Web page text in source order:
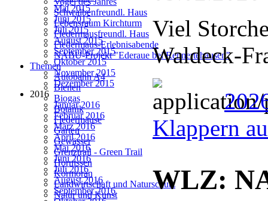
Schwalbenfreundl. Haus
Lebensraum Kirchturm
Fledermausfreundl. Haus
Fledermaus-Erlebnisabende
NABU-Projekt "Ederaue bei Rennertehausen"
Themen
Autobahn A4
Bienen
Biogas
Botanik
Fledermäuse
Garten
Gewässer
Grenztrail - Green Trail
Hornissen
Kormoran
Landwirtschaft und Naturschutz
Natur und Kunst
Mai 2015
Juni 2015
Juli 2015
August 2015
September 2015
Oktober 2015
November 2015
Dezember 2015
2016
Januar 2016
Februar 2016
März 2016
April 2016
Mai 2016
Juni 2016
Juli 2016
August 2016
September 2016
Viel
Waldeck-
Klappern
WLZ: